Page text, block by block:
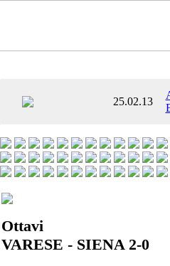
25.02.13
Ottavi
VARESE - SIENA 2-0